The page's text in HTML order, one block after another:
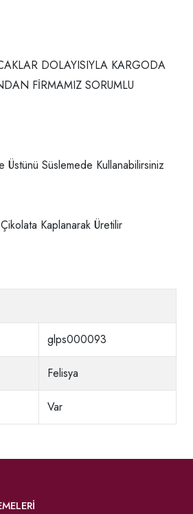
DOLAYISIYLA KARGODA
FİRMAMIZ SORUMLU
Üstünü Süslemede Kullanabilirsiniz
Kaplanarak Üretilir
glps000093
Felisya
Var